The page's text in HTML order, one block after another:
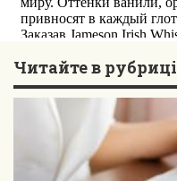
Читайте в рубриці